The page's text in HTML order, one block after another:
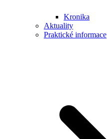
Kronika
Aktuality
Praktické informace